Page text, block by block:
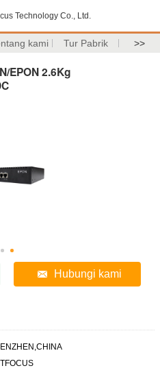
Technology Co., Ltd.
kami Tur Pabrik >>
EPON 2.6Kg
Hubungi kami